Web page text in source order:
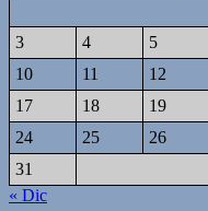
3
4 5
10
11 12
17
18 19
24
25 26
31
« Dic